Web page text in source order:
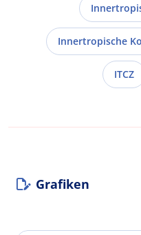
Innertropische
ITCZ
Grafiken